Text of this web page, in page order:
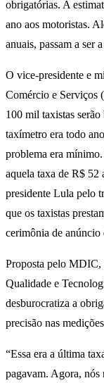
obrigatórias. A
ano aos motoristas.
anuais, passam a ser
O vice-presidente e
Comércio e Serviços
100 mil taxistas
taxímetro era todo
problema era
aquela taxa de R$ 52
presidente Lula pelo
que os taxistas
cerimônia de anúncio
Proposta pelo
Qualidade e
desburocratiza a
precisão nas
“Essa era a última
pagavam. Agora, nós